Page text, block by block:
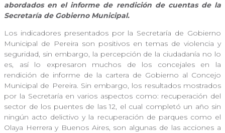
abordados en el informe de rendición de cuentas de la
Secretaría de Gobierno Municipal.
Los indicadores presentados por la Secretaría de Gobierno
Municipal de Pereira son positivos en temas de violencia y
seguridad, sin embargo, la percepción de la ciudadanía no lo
es, así lo expresaron muchos de los concejales en la
rendición de informe de la cartera de Gobierno al Concejo
Municipal de Pereira. Sin embargo, los resultados mostrados
por la Secretaría en varios aspectos como: recuperación del
sector de los puentes de las 12, el cual completó un año sin
ningún acto delictivo y la recuperación de parques como el
Olaya Herrera y Buenos Aires, son algunas de las acciones a